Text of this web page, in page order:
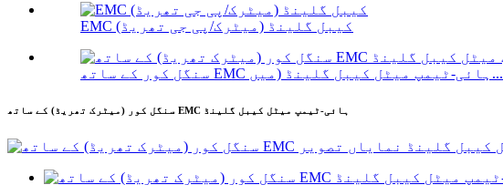
EMC کیبل گلینڈ (میٹرک/پی جی تھریڈ)
سنگل کور کے ساتھ EMC ہائی-ٹیمپ میٹل کیبل گلینڈ (میں...
سنگل کور (میٹرک تھریڈ) کے ساتھ EMC ہائی-ٹیمپ میٹل کیبل گلینڈ